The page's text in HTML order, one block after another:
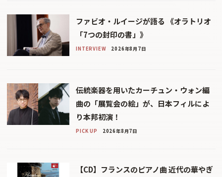
ファビオ・ルイージが語る 《オラトリオ
「7つの封印の書」》
INTERVIEW 2026年8月7日
伝統楽器を用いたカーチュン・ウォン編
曲の「展覧会の絵」が、日本フィルによ
り本邦初演！
PICK UP 2026年8月7日
【CD】フランスのピアノ曲 近代の華やぎ